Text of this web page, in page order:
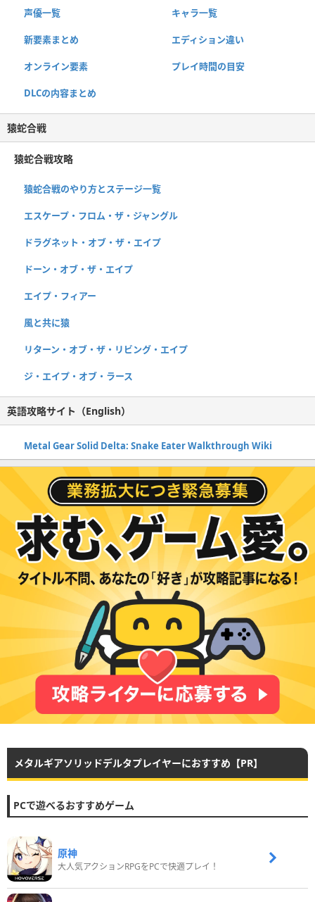
声優一覧 キャラ一覧
新要素まとめ エディション違い
オンライン要素 プレイ時間の目安
DLCの内容まとめ
猿蛇合戦
猿蛇合戦攻略
猿蛇合戦のやり方とステージ一覧
エスケープ・フロム・ザ・ジャングル
ドラグネット・オブ・ザ・エイプ
ドーン・オブ・ザ・エイプ
エイプ・フィアー
風と共に猿
リターン・オブ・ザ・リビング・エイプ
ジ・エイプ・オブ・ラース
英語攻略サイト（English）
Metal Gear Solid Delta: Snake Eater Walkthrough Wiki
メタルギアソリッドデルタプレイヤーにおすすめ【PR】
PCで遊べるおすすめゲーム
原神
大人気アクションRPGをPCで快適プレイ！